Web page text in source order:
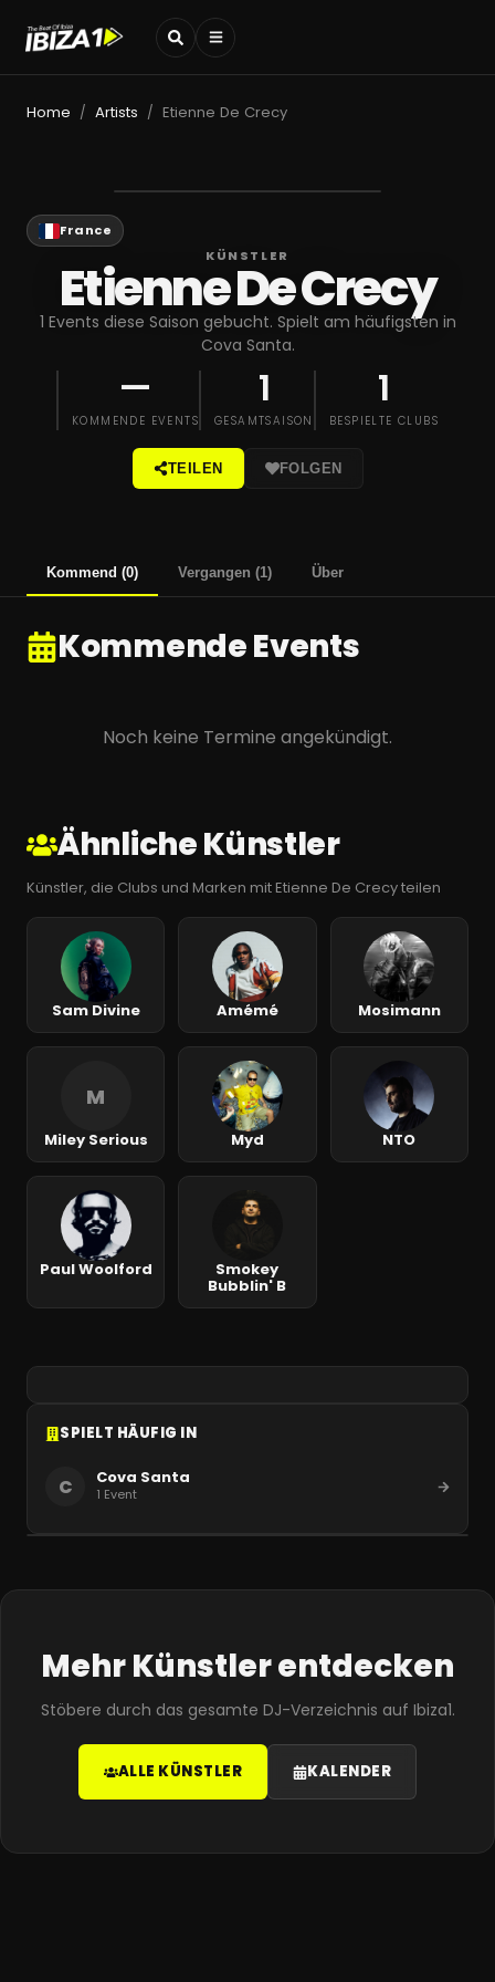
Home / Artists / Etienne De Crecy
France
KÜNSTLER
Etienne De Crecy
1 Events diese Saison gebucht. Spielt am häufigsten in
Cova Santa.
—
KOMMENDE EVENTS
1
GESAMTSAISON
1
BESPIELTE CLUBS
TEILEN FOLGEN
Kommend (0) Vergangen (1) Über
Kommende Events
Noch keine Termine angekündigt.
Ähnliche Künstler
Künstler, die Clubs und Marken mit Etienne De Crecy teilen
Sam Divine Amémé Mosimann
M
Miley Serious Myd NTO
Paul Woolford Smokey
Bubblin' B
SPIELT HÄUFIG IN
C Cova Santa
1 Event
Mehr Künstler entdecken
Stöbere durch das gesamte DJ-Verzeichnis auf Ibiza1.
ALLE KÜNSTLER KALENDER